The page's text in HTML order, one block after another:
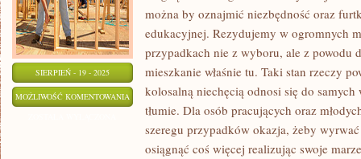
SIERPIEŃ - 19 - 2025
MOŻLIWOŚĆ KOMENTOWANIA PRAGNĄC
MIEĆ
RZECZYWIŚCIE
można by oznajmić niezbędność oraz
edukacyjnej. Rezydujemy w ogromnych
przypadkach nie z wyboru, ale z powodu
mieszkanie właśnie tu. Taki stan rzeczy
kolosalną niechęcią odnosi się do
tłumie. Dla osób pracujących oraz
szeregu przypadków okazja, żeby
osiągnąć coś więcej realizując swoje